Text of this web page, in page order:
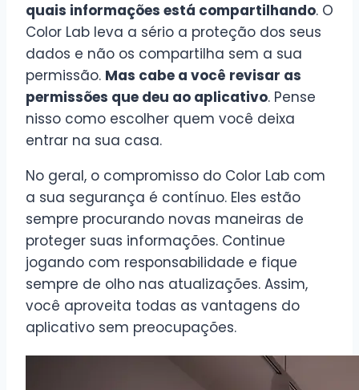
quais informações está compartilhando. O
Color Lab leva a sério a proteção dos seus
dados e não os compartilha sem a sua
permissão. Mas cabe a você revisar as
permissões que deu ao aplicativo. Pense
nisso como escolher quem você deixa
entrar na sua casa.
No geral, o compromisso do Color Lab com
a sua segurança é contínuo. Eles estão
sempre procurando novas maneiras de
proteger suas informações. Continue
jogando com responsabilidade e fique
sempre de olho nas atualizações. Assim,
você aproveita todas as vantagens do
aplicativo sem preocupações.